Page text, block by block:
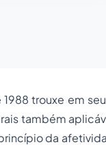
trouxe em
também
da